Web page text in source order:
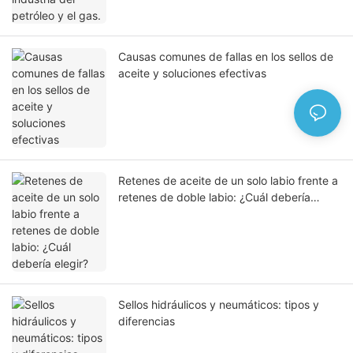
Causas comunes de fallas en los sellos de
aceite y soluciones efectivas
Retenes de aceite de un solo labio frente a
retenes de doble labio: ¿Cuál debería
Sellos hidráulicos y neumáticos: tipos y
diferencias